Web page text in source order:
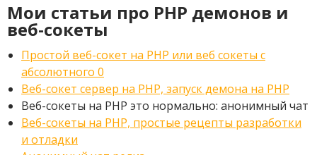
Мои статьи про PHP демонов и
веб-сокеты
Простой веб-сокет на PHP или веб сокеты с
абсолютного 0
Веб-сокет сервер на PHP, запуск демона на PHP
Веб-сокеты на PHP это нормально: анонимный чат
Веб-сокеты на PHP, простые рецепты разработки
и отладки